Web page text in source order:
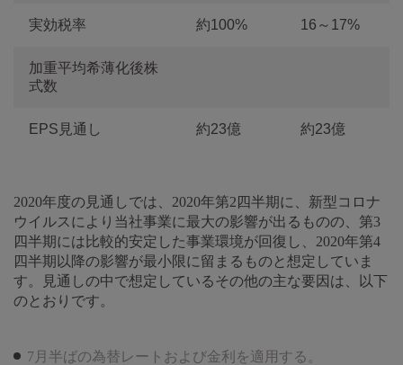
実効税率 約100% 16～17%
加重平均希薄化後株
式数
EPS見通し 約23億 約23億
2020年度の見通しでは、2020年第2四半期に、新型コロナ
ウイルスにより当社事業に最大の影響が出るものの、第3
四半期には比較的安定した事業環境が回復し、2020年第4
四半期以降の影響が最小限に留まるものと想定していま
す。見通しの中で想定しているその他の主な要因は、以下
のとおりです。
7月半ばの為替レートおよび金利を適用する。